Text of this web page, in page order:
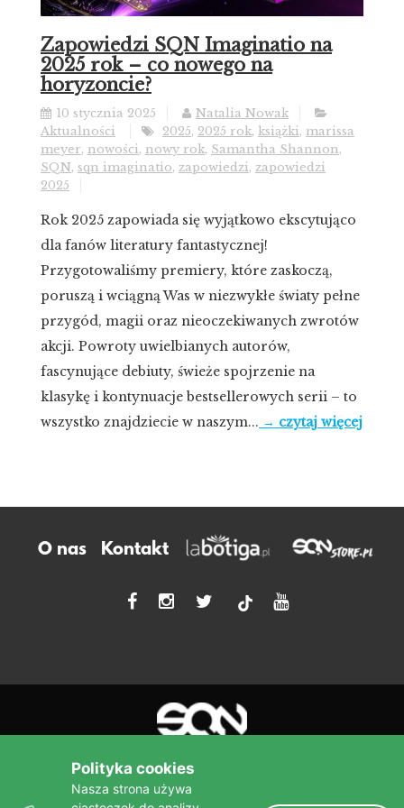
Zapowiedzi SQN Imaginatio na
2025 rok – co nowego na
horyzoncie?
10 stycznia 2025
Natalia Nowak
Aktualności
2025, 2025 rok, książki, marissa
meyer, nowości, nowy rok, Samantha Shannon,
SQN, sqn imaginatio, zapowiedzi, zapowiedzi
2025
Rok 2025 zapowiada się wyjątkowo ekscytująco
dla fanów literatury fantastycznej!
Przygotowaliśmy premiery, które zaskoczą,
poruszą i wciągną Was w niezwykłe światy pełne
przygód, magii oraz nieoczekiwanych zwrotów
akcji. Powroty uwielbianych autorów,
fascynujące debiuty, świeże spojrzenie na
klasykę i kontynuacje bestsellerowych serii – to
wszystko znajdziecie w naszym... → czytaj więcej
O nas Kontakt
tiktok
Polityka cookies
Nasza strona używa